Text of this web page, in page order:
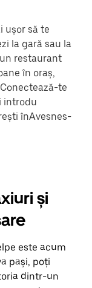
ușor să te
la gară sau la
restaurant
în oraș,
te
introdu
înAvesnes-
și
este acum
pași, poți
dintr-un